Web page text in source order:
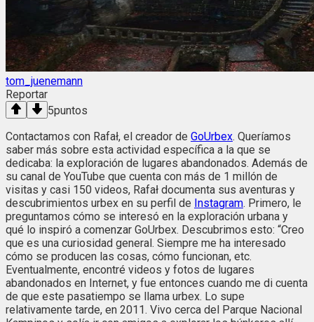
tom_juenemann
Reportar
5puntos
Contactamos con Rafał, el creador de GoUrbex. Queríamos
saber más sobre esta actividad específica a la que se
dedicaba: la exploración de lugares abandonados. Además de
su canal de YouTube que cuenta con más de 1 millón de
visitas y casi 150 videos, Rafał documenta sus aventuras y
descubrimientos urbex en su perfil de Instagram. Primero, le
preguntamos cómo se interesó en la exploración urbana y
qué lo inspiró a comenzar GoUrbex. Descubrimos esto: “Creo
que es una curiosidad general. Siempre me ha interesado
cómo se producen las cosas, cómo funcionan, etc.
Eventualmente, encontré videos y fotos de lugares
abandonados en Internet, y fue entonces cuando me di cuenta
de que este pasatiempo se llama urbex. Lo supe
relativamente tarde, en 2011. Vivo cerca del Parque Nacional